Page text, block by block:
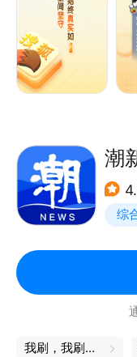
点新闻，各抒己见
【智能推荐】
基于相关、多样化
【联系我们】
若您在使用过程中
以下几种官方渠道
搜狐新闻APP：打
新浪微博/微信公
快手：@搜狐新闻
潮
综
我刷，我刷，我刷刷刷